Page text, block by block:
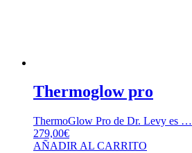
Thermoglow pro
ThermoGlow Pro de Dr. Levy es …
279,00€
AÑADIR AL CARRITO